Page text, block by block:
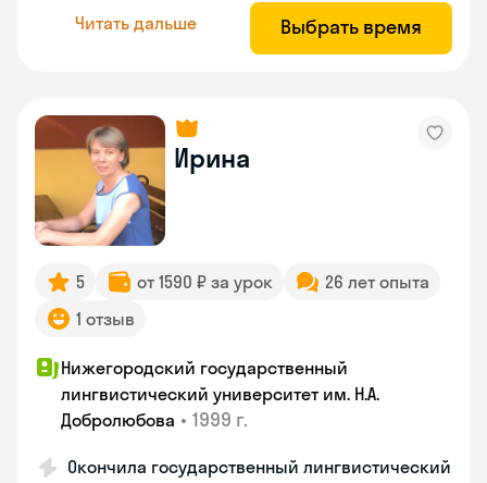
Читать дальше Выбрать время
Ирина
5 от 1590 ₽ за урок
26 лет опыта
1 отзыв
Нижегородский государственный
лингвистический университет им. Н.А.
Добролюбова • 1999 г.
Окончила государственный лингвистический